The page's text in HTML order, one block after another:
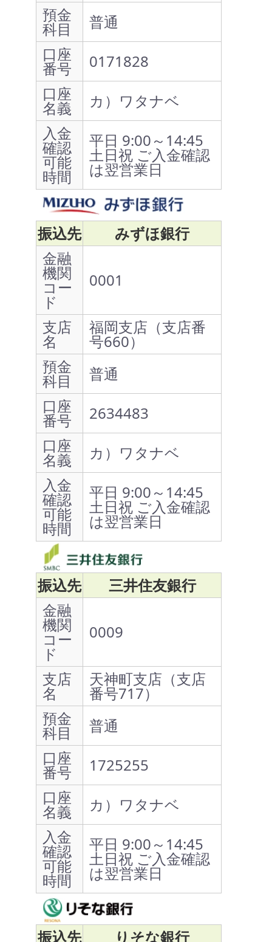
預金
科目
普通
口座
番号
0171828
口座
名義
カ）ワタナベ
入金
確認
可能
時間
平日 9:00～14:45
土日祝 ご入金確認
は翌営業日
振込先
みずほ銀行
金融
機関
コー
ド
0001
支店
名
福岡支店（支店番
号660）
預金
科目
普通
口座
番号
2634483
口座
名義
カ）ワタナベ
入金
確認
可能
時間
平日 9:00～14:45
土日祝 ご入金確認
は翌営業日
振込先
三井住友銀行
金融
機関
コー
ド
0009
支店
名
天神町支店（支店
番号717）
預金
科目
普通
口座
番号
1725255
口座
名義
カ）ワタナベ
入金
確認
可能
時間
平日 9:00～14:45
土日祝 ご入金確認
は翌営業日
振込先 りそな銀行